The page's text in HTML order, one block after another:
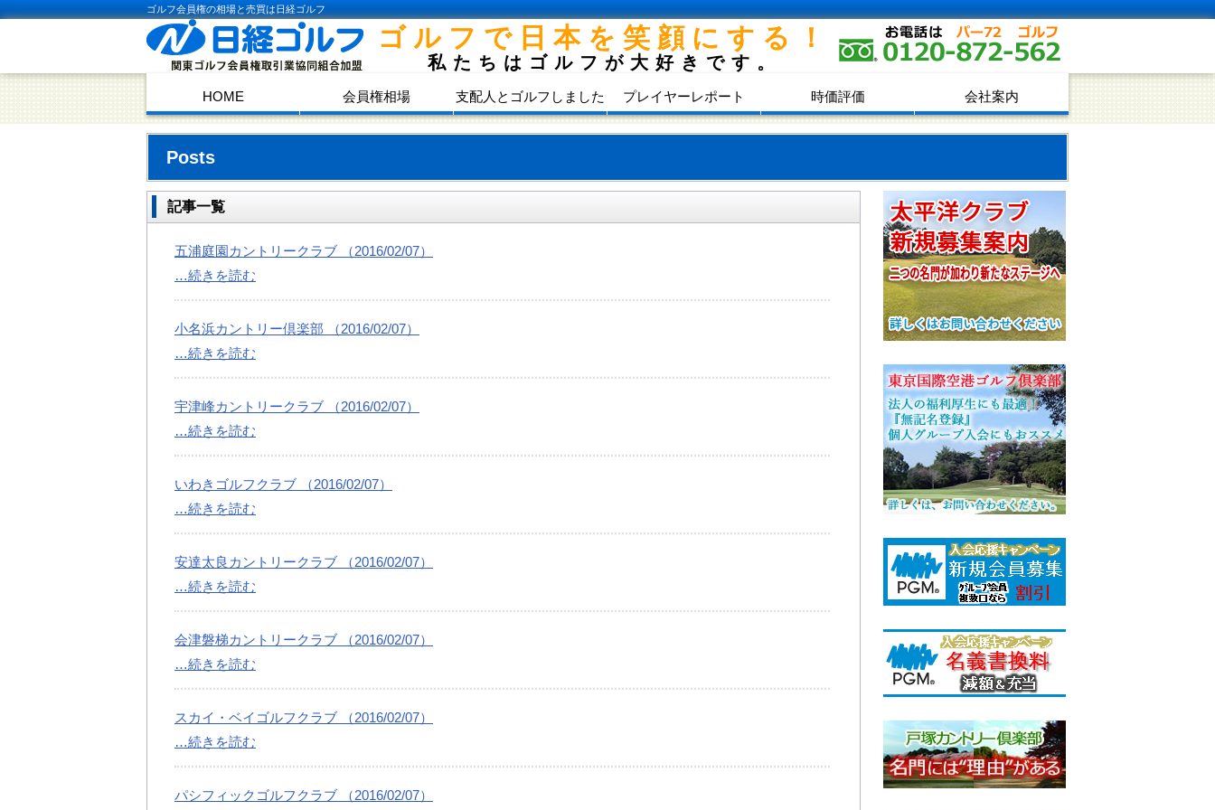
ゴルフ会員権の相場と売買は日経ゴルフ
ゴルフで日本を笑顔にする！
私たちはゴルフが大好きです。
HOME 会員権相場 支配人とゴルフしました プレイヤーレポート 時価評価 会社案内
Posts
記事一覧
五浦庭園カントリークラブ （2016/02/07）
…続きを読む
小名浜カントリー倶楽部 （2016/02/07）
…続きを読む
宇津峰カントリークラブ （2016/02/07）
…続きを読む
いわきゴルフクラブ （2016/02/07）
…続きを読む
安達太良カントリークラブ （2016/02/07）
…続きを読む
会津磐梯カントリークラブ （2016/02/07）
…続きを読む
スカイ・ベイゴルフクラブ （2016/02/07）
…続きを読む
パシフィックゴルフクラブ （2016/02/07）